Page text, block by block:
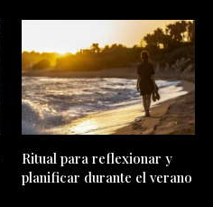
Ritual para reflexionar y
planificar durante el verano